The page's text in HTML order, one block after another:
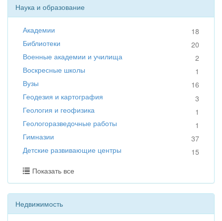
Наука и образование
Академии
18
Библиотеки
20
Военные академии и училища
2
Воскресные школы
1
Вузы
16
Геодезия и картография
3
Геология и геофизика
1
Геологоразведочные работы
1
Гимназии
37
Детские развивающие центры
15
Показать все
Недвижимость